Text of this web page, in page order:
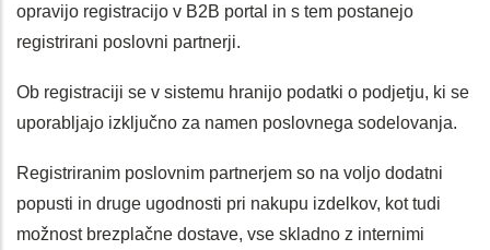
opravijo registracijo v B2B portal in s tem postanejo
registrirani poslovni partnerji.
Ob registraciji se v sistemu hranijo podatki o podjetju, ki se
uporabljajo izključno za namen poslovnega sodelovanja.
Registriranim poslovnim partnerjem so na voljo dodatni
popusti in druge ugodnosti pri nakupu izdelkov, kot tudi
možnost brezplačne dostave, vse skladno z internimi